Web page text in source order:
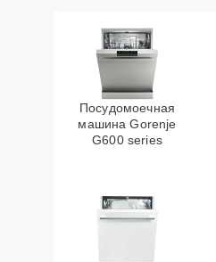
Посудомоечная
машина Gorenje
G600 series